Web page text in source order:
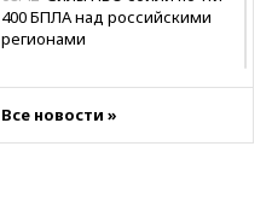
400 БПЛА над российскими
регионами
селах
Все новости »